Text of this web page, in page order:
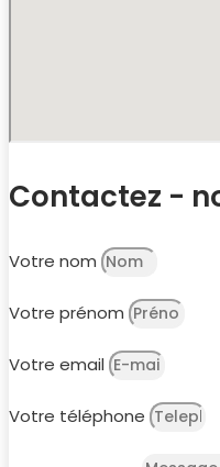
Contactez -
Votre nom
Votre prénom
Votre email
Votre téléphone